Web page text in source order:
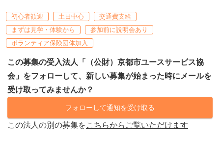
初心者歓迎 土日中心
交通費支給
まずは見学・体験から
参加前に説明会あり
ボランティア保険団体加入
この募集の受入法人「（公財）京都市ユースサービス協
会」をフォローして、新しい募集が始まった時にメールを
受け取ってみませんか？
フォローして通知を受け取る
この法人の別の募集をこちらからご覧いただけます